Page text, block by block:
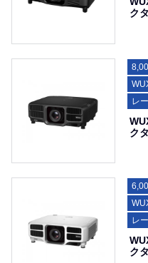
ク
レ
ク
レ
ク